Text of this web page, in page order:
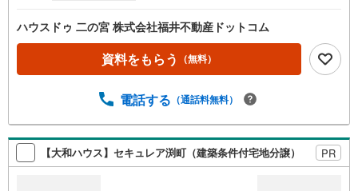
ハウスドゥ 二の宮 株式会社福井不動産ドットコム
資料をもらう （無料）
電話する （通話料無料）
【大和ハウス】セキュレア渕町（建築条件付宅地分譲） PR